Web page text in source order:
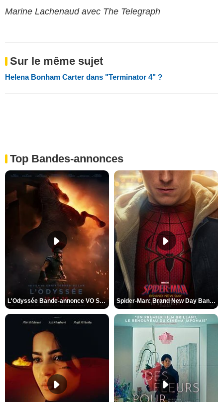
Marine Lachenaud avec The Telegraph
Sur le même sujet
Helena Bonham Carter dans "Terminator 4" ?
Top Bandes-annonces
L'Odyssée Bande-annonce VO STFR Spider-Man: Brand New Day Bande-annonce VO STFR